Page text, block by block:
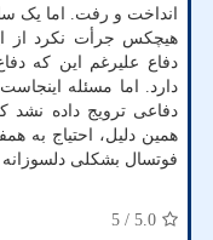
انداخت و رفت. اما یک
هیچکس جرأت نکرد از
دفاع علیرغم این که
دارد. اما مسئله
دفاعی ترویج داده نشد
همین دلیل، احتیاج به
فوتسال بشکلی
5.0
/ 5